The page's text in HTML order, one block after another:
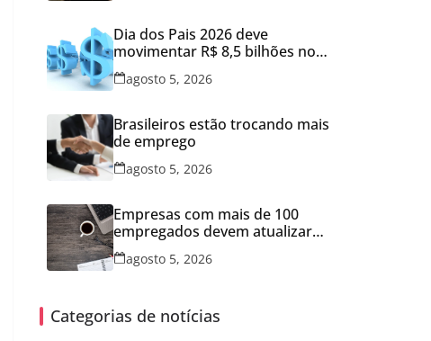
Dia dos Pais 2026 deve
movimentar R$ 8,5 bilhões no
varejo brasileiro
agosto 5, 2026
Brasileiros estão trocando mais
de emprego
agosto 5, 2026
Empresas com mais de 100
empregados devem atualizar
informações para Relatório de
Transparência Salarial
agosto 5, 2026
Categorias de notícias